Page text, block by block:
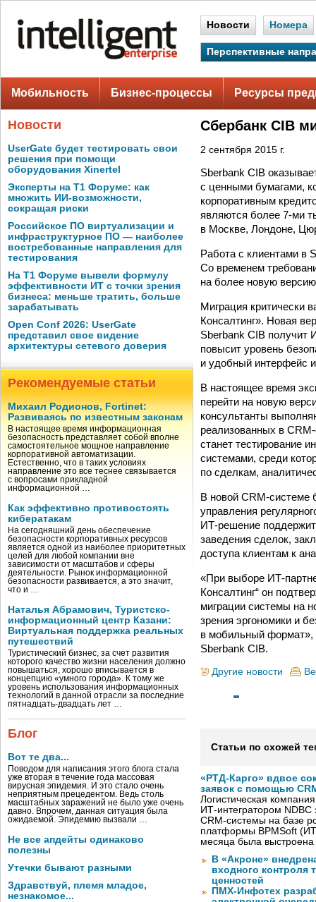
Новости Номера
Перспективные
Мобильность Бизнес-процессы Ресурсы
Новости
UserGate будет тестировать свои
решения при помощи
оборудования Xinertel
Эксперты на Т1 Форуме: как
множить ИИ-возможности,
сокращая риски
Российское ПО виртуализации и
инфраструктурное ПО — наиболее
востребованные направления для
тестирования
На Т1 Форуме вывели формулу
эффективности ИТ с точки зрения
бизнеса: меньше тратить, больше
зарабатывать
Open Conf 2026: UserGate
представил свое видение
архитектуры сетевого доверия
Рекомендуемые статьи
Михаил Родионов, Fortinet:
Развиваясь по известным законам
В настоящее время информационная
безопасность представляет собой вполне
самостоятельное мощное направление
корпоративной автоматизации.
Естественно, что в таких условиях
направление это все теснее связывается
с вопросами прикладной
информационной …
Как эффективно противостоять
кибератакам
На сегодняшний день обеспечение
безопасности корпоративных ресурсов
является одной из наиболее приоритетных
целей для любой компании вне
зависимости от масштабов и сферы
деятельности. Рынок информационной
безопасности развивается, а это значит,
что и …
Наталья Абрамович, Туристско-
информационный центр Казани:
Виртуальная поддержка реальных
путешествий
Туристический бизнес, за счет развития
которого качество жизни населения должно
повышаться, хорошо вписывается в
концепцию «умного города». К тому же
уровень использования информационных
технологий в данной отрасли за последние
пятнадцать-двадцать лет …
Блог
Вот те два...
Поводом для написания этого блога стала
уже вторая в течение года массовая
вирусная эпидемия. И это стало очень
неприятным прецедентом. Ведь столь
масштабных заражений не было уже очень
давно. Впрочем, данная ситуация была
ожидаемой. Эпидемию вызвали …
Не все апдейты одинаково
полезны
Утечки бывают разными
Здравствуй, племя младое,
незнакомое...
Сбербанк CIB
2 сентября 2015 г.
Sberbank CIB
с ценными бумагами,
корпоративным
являются более 7-ми
в Москве, Лондоне,
Работа с клиентами в
Со временем
на более новую
Миграция критически
Консалтинг». Новая
Sberbank CIB получит
повысит уровень
и удобный интерфейс
В настоящее время
перейти на новую
консультанты
реализованных в
станет тестирование
системами, среди
по сделкам,
В новой CRM-системе
управления
ИТ-решение
заведения сделок,
доступа клиентам к
«При выборе ИТ-
Консалтинг“ он
миграции системы на
зрения эргономики и
в мобильный формат»,
Sberbank CIB.
Другие новости
Статьи по схожей
«РТД-Карго» вдвое
заявок с помощью
Логистическая
ИТ-интегратором
CRM-системы на базе
платформы BPMSoft
месяца была
В «Акроне»
входного контроля
ценностей
ПМХ-Инфотех